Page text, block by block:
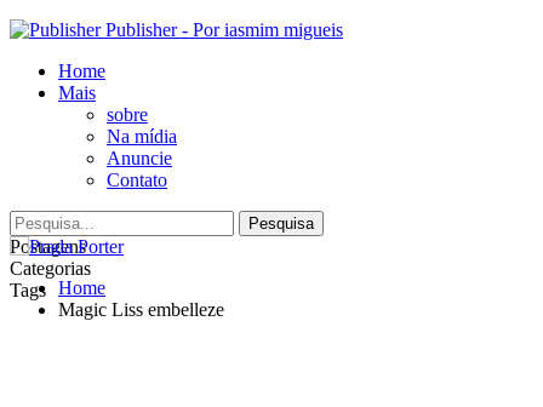
Publisher - Por iasmim migueis
Home
Mais
sobre
Na mídia
Anuncie
Contato
Postagens
Categorias
Tags Home
Magic Liss embelleze